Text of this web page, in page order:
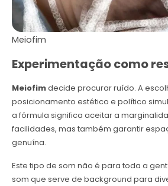
Meiofim
Experimentação como
Meiofimdecide procurar ruído. A
posicionamento estético e político
a fórmula significa aceitar a
facilidades, mas também garantir
genuína.
Este tipo de som não é para toda a
som que serve de background para